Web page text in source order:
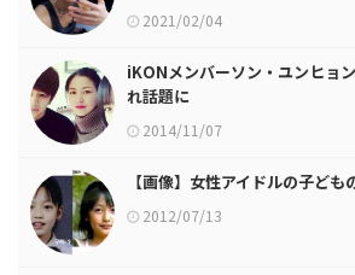
2021/02/04
iKONメンバーソン・ユンヒョ
れ話題に
2014/11/07
【画像】女性アイドルの子ども
2012/07/13